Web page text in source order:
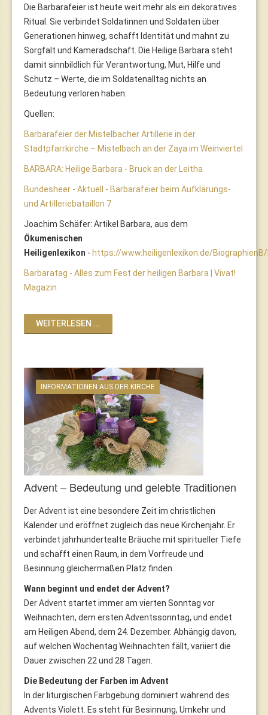
Die Barbarafeier ist heute weit mehr als ein dekoratives
Ritual. Sie verbindet Soldatinnen und Soldaten über
Generationen hinweg, schafft Identität und mahnt zu
Sorgfalt und Kameradschaft. Die Heilige Barbara steht
damit sinnbildlich für Verantwortung, Mut, Hilfe und
Schutz – Werte, die im Soldatenalltag nichts an
Bedeutung verloren haben.
Quellen:
Barbarafeier der Mistelbacher Artillerie in der
Stadtpfarrkirche – Mistelbach an der Zaya im Weinviertel
BARBARA: Heilige Barbara - Bruck an der Leitha
Bundesheer - Aktuell - Barbarafeier beim Aufklärungs-
und Artilleriebataillon 7
Joachim Schäfer: Artikel Barbara, aus dem
Ökumenischen
Heiligenlexikon - https://www.heiligenlexikon.de/
Barbaratag - Alles zum Fest der heiligen Barbara | Vivat!
Magazin
WEITERLESEN ...
INFORMATIONEN AUS DER KIRCHE
Advent – Bedeutung und gelebte Traditionen
Der Advent ist eine besondere Zeit im christlichen
Kalender und eröffnet zugleich das neue Kirchenjahr. Er
verbindet jahrhundertealte Bräuche mit spiritueller Tiefe
und schafft einen Raum, in dem Vorfreude und
Besinnung gleichermaßen Platz finden.
Wann beginnt und endet der Advent?
Der Advent startet immer am vierten Sonntag vor
Weihnachten, dem ersten Adventssonntag, und endet
am Heiligen Abend, dem 24. Dezember. Abhängig davon,
auf welchen Wochentag Weihnachten fällt, variiert die
Dauer zwischen 22 und 28 Tagen.
Die Bedeutung der Farben im Advent
In der liturgischen Farbgebung dominiert während des
Advents Violett. Es steht für Besinnung, Umkehr und